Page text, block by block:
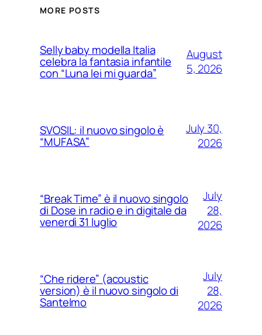
MORE POSTS
Selly baby modella Italia
celebra la fantasia infantile
con “Luna lei mi guarda”
August
5, 2026
SVOSIL: il nuovo singolo è
“MUFASA”
July 30,
2026
“Break Time” è il nuovo singolo
di Dose in radio e in digitale da
venerdì 31 luglio
July
28,
2026
“Che ridere” (acoustic
version) è il nuovo singolo di
Santelmo
July
28,
2026